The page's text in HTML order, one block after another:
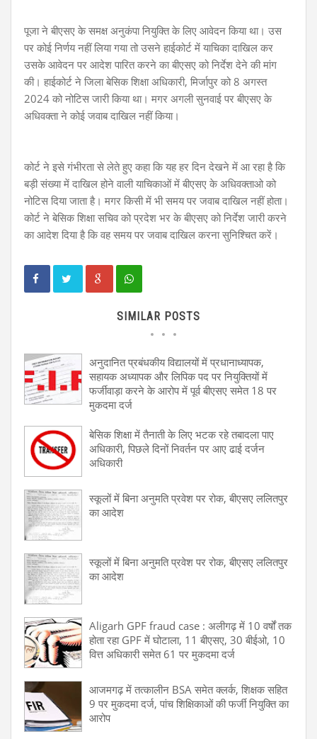
पूजा ने बीएसए के समक्ष अनुकंपा नियुक्ति के लिए आवेदन किया था। उस
पर कोई निर्णय नहीं लिया गया तो उसने हाईकोर्ट में याचिका दाखिल कर
उसके आवेदन पर आदेश पारित करने का बीएसए को निर्देश देने की मांग
की। हाईकोर्ट ने जिला बेसिक शिक्षा अधिकारी, मिर्जापुर को 8 अगस्त
2024 को नोटिस जारी किया था। मगर अगली सुनवाई पर बीएसए के
अधिवक्ता ने कोई जवाब दाखिल नहीं किया।
कोर्ट ने इसे गंभीरता से लेते हुए कहा कि यह हर दिन देखने में आ रहा है कि
बड़ी संख्या में दाखिल होने वाली याचिकाओं में बीएसए के अधिवक्ताओ को
नोटिस दिया जाता है। मगर किसी में भी समय पर जवाब दाखिल नहीं होता।
कोर्ट ने बेसिक शिक्षा सचिव को प्रदेश भर के बीएसए को निर्देश जारी करने
का आदेश दिया है कि वह समय पर जवाब दाखिल करना सुनिश्चित करें।
SIMILAR POSTS
अनुदानित प्रबंधकीय विद्यालयों में प्रधानाध्यापक,
सहायक अध्यापक और लिपिक पद पर नियुक्तियों में
फर्जीवाड़ा करने के आरोप में पूर्व बीएसए समेत 18 पर
मुकदमा दर्ज
बेसिक शिक्षा में तैनाती के लिए भटक रहे तबादला पाए
अधिकारी, पिछले दिनों निवर्तन पर आए ढाई दर्जन
अधिकारी
स्कूलों में बिना अनुमति प्रवेश पर रोक, बीएसए ललितपुर
का आदेश
स्कूलों में बिना अनुमति प्रवेश पर रोक, बीएसए ललितपुर
का आदेश
Aligarh GPF fraud case : अलीगढ़ में 10 वर्षों तक
होता रहा GPF में घोटाला, 11 बीएसए, 30 बीईओ, 10
वित्त अधिकारी समेत 61 पर मुकदमा दर्ज
आजमगढ़ में तत्कालीन BSA समेत क्लर्क, शिक्षक सहित
9 पर मुकदमा दर्ज, पांच शिक्षिकाओं की फर्जी नियुक्ति का
आरोप